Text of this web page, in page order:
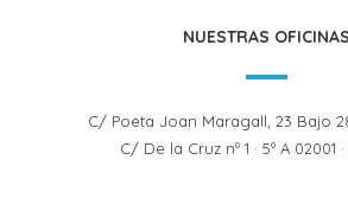
NUESTRAS OFICINAS
C/ Poeta Joan Maragall, 23 Bajo
C/ De la Cruz nº 1 · 5º A 02001